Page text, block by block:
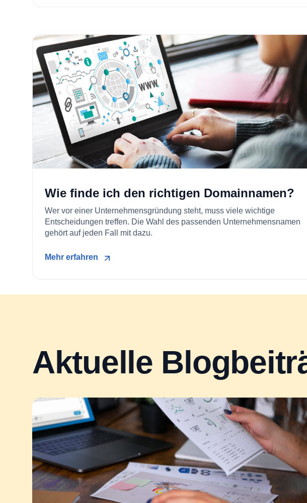
Wie finde ich den richtigen Domainnamen?
Wer vor einer Unternehmensgründung steht, muss viele wichtige
Entscheidungen treffen. Die Wahl des passenden Unternehmensnamen
gehört auf jeden Fall mit dazu.
Mehr erfahren
Aktuelle